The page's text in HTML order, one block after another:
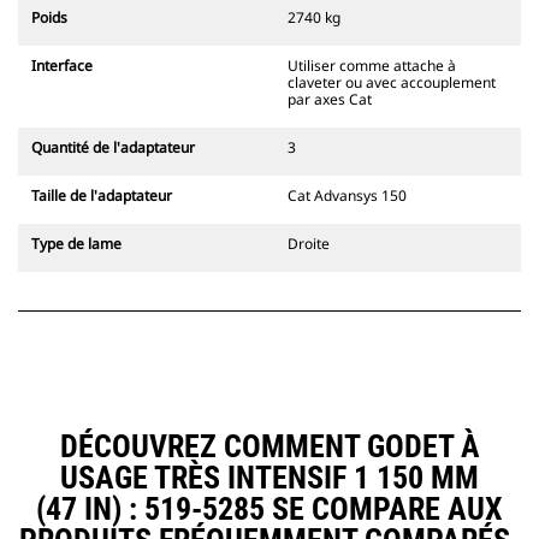
champ de vision du conducteur.
axes Cat sont compatibles avec les
pelles hydrauliques à chaînes 311-
Des attaches à largeur de
disponibles.
le système d'attache spéciale CW
CW sont dotées d'un système de
disponibles pour toutes les pelles
hydrauliques à chaines et sur
pneus.
Poids 2740 kg
Interface
Utiliser comme attache à
claveter ou avec accouplement
par axes Cat
Quantité de l'adaptateur 3
Taille de l'adaptateur Cat Advansys 150
Type de lame Droite
DÉCOUVREZ COMMENT GODET À
USAGE TRÈS INTENSIF 1 150 MM
(47 IN) : 519-5285 SE COMPARE AUX